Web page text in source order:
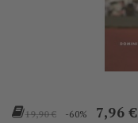
Prezzo
19,90 € -60% Prezzo
7,96 €